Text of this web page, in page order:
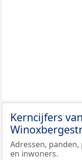
Kerncijfers
Adressen,
en inwoners.